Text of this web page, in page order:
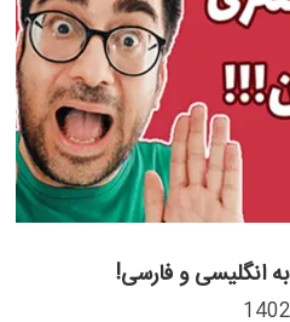
انگلیسی و فارسی!